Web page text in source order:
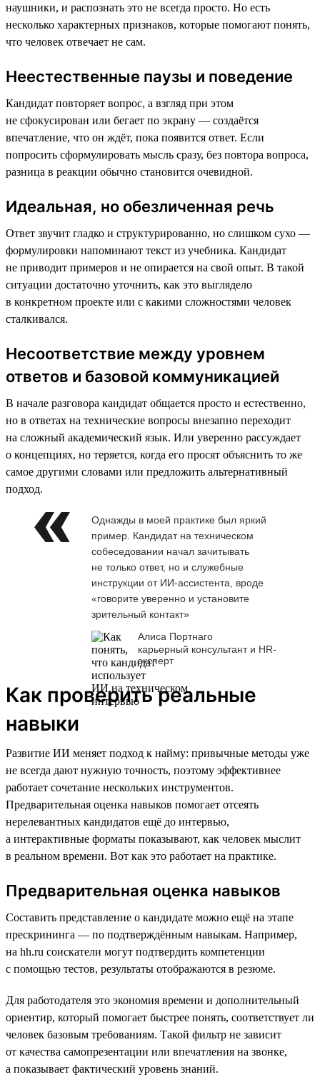
наушники, и распознать это не всегда просто. Но есть
несколько характерных признаков, которые помогают понять,
что человек отвечает не сам.
Неестественные паузы и поведение
Кандидат повторяет вопрос, а взгляд при этом
не сфокусирован или бегает по экрану — создаётся
впечатление, что он ждёт, пока появится ответ. Если
попросить сформулировать мысль сразу, без повтора вопроса,
разница в реакции обычно становится очевидной.
Идеальная, но обезличенная речь
Ответ звучит гладко и структурированно, но слишком сухо —
формулировки напоминают текст из учебника. Кандидат
не приводит примеров и не опирается на свой опыт. В такой
ситуации достаточно уточнить, как это выглядело
в конкретном проекте или с какими сложностями человек
сталкивался.
Несоответствие между уровнем
ответов и базовой коммуникацией
В начале разговора кандидат общается просто и естественно,
но в ответах на технические вопросы внезапно переходит
на сложный академический язык. Или уверенно рассуждает
о концепциях, но теряется, когда его просят объяснить то же
самое другими словами или предложить альтернативный
подход.
Однажды в моей практике был яркий
пример. Кандидат на техническом
собеседовании начал зачитывать
не только ответ, но и служебные
инструкции от ИИ-ассистента, вроде
«говорите уверенно и установите
зрительный контакт»
Алиса Портнаго
карьерный консультант и HR-
эксперт
Как проверить реальные
навыки
Развитие ИИ меняет подход к найму: привычные методы уже
не всегда дают нужную точность, поэтому эффективнее
работает сочетание нескольких инструментов.
Предварительная оценка навыков помогает отсеять
нерелевантных кандидатов ещё до интервью,
а интерактивные форматы показывают, как человек мыслит
в реальном времени. Вот как это работает на практике.
Предварительная оценка навыков
Составить представление о кандидате можно ещё на этапе
прескрининга — по подтверждённым навыкам. Например,
на hh.ru соискатели могут подтвердить компетенции
с помощью тестов, результаты отображаются в резюме.
Для работодателя это экономия времени и дополнительный
ориентир, который помогает быстрее понять, соответствует ли
человек базовым требованиям. Такой фильтр не зависит
от качества самопрезентации или впечатления на звонке,
а показывает фактический уровень знаний.